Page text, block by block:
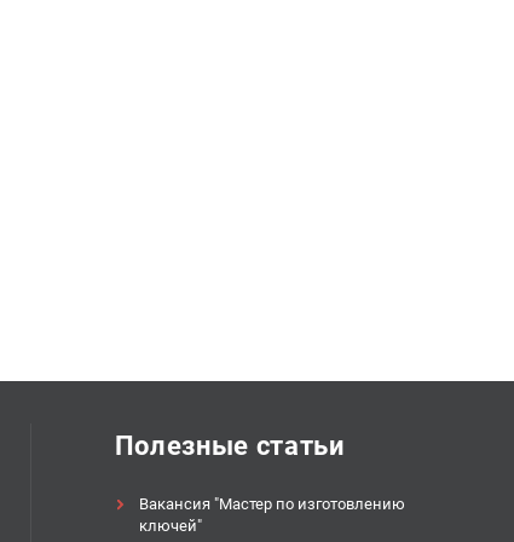
Полезные статьи
Вакансия "Мастер по изготовлению
ключей"